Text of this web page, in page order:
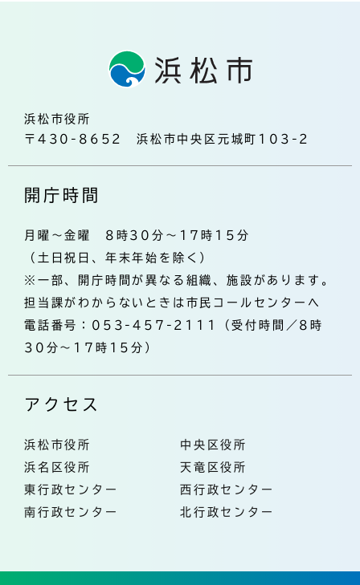
浜松市役所
〒430-8652 浜松市中央区元城町103-2
開庁時間
月曜～金曜 8時30分～17時15分
（土日祝日、年末年始を除く）
※一部、開庁時間が異なる組織、施設があります。
担当課がわからないときは市民コールセンターへ
電話番号：053-457-2111（受付時間／8時
30分～17時15分）
アクセス
浜松市役所
中央区役所
浜名区役所
天竜区役所
東行政センター
西行政センター
南行政センター
北行政センター